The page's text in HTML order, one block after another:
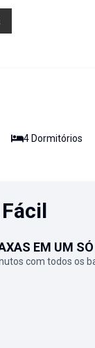
4 Dormitórios
EM UM
com todos os